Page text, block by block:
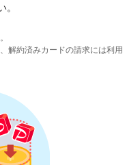
。
解約済みカードの請求には利用